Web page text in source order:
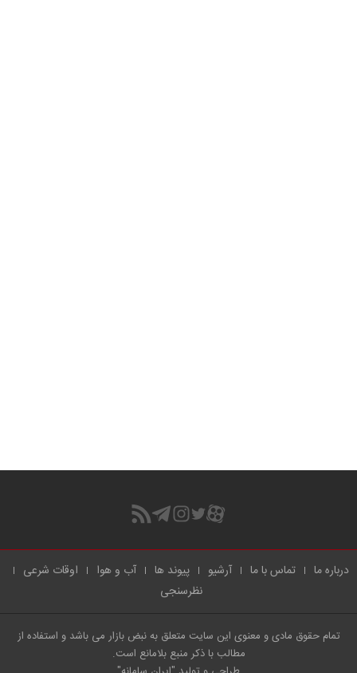
درباره ما تماس با ما آرشیو پیوند ها آب و هوا
اوقات شرعی
نظرسنجی
تمام حقوق مادی و معنوی این سایت متعلق به نبض بازار می باشد و استفاده از
مطالب با ذکر منبع بلامانع است.